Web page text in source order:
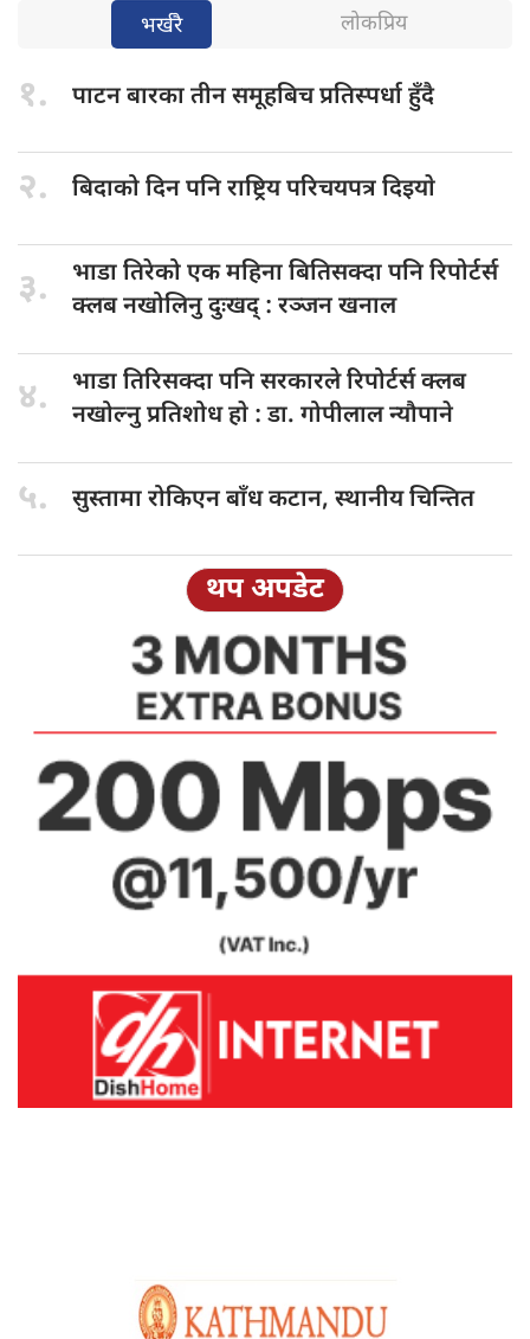
भर्खरै लोकप्रिय
१. पाटन बारकातीन समूहबिच प्रतिस्पर्धा हुँदै
२. बिदाको दिनपनि राष्ट्रिय परिचयपत्र दिइयाे
३. भाडा तिरेकोएक महिना बितिसक्दा पनि रिपोर्टर्स
क्लब नखोलिनु दुःखद् : रञ्जन खनाल
४. भाडा तिरिसक्दापनि सरकारले रिपोर्टर्स क्लब
नखोल्नु प्रतिशोध हाे : डा‍‍‍. गोपीलाल न्यौपाने
५. सुस्तामा रोकिएनबाँध कटान, स्थानीय चिन्तित
थप अपडेट